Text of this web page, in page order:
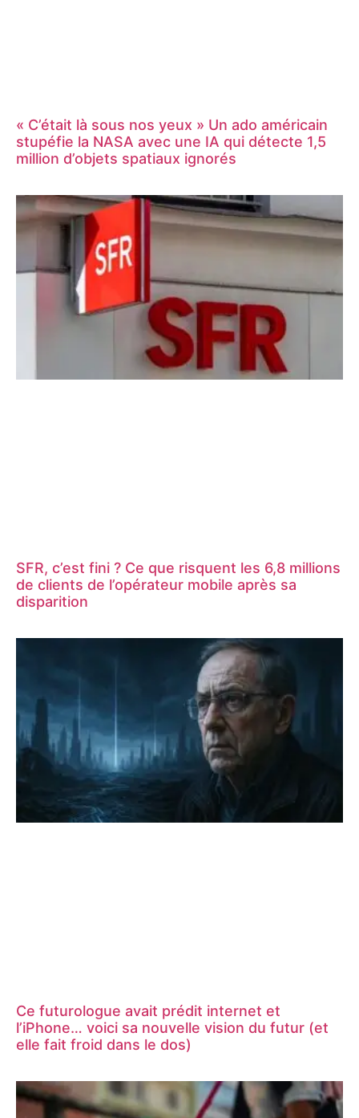
« C’était là sous nos yeux » Un ado américain
stupéfie la NASA avec une IA qui détecte 1,5
million d’objets spatiaux ignorés
SFR, c’est fini ? Ce que risquent les 6,8 millions
de clients de l’opérateur mobile après sa
disparition
Ce futurologue avait prédit internet et
l’iPhone… voici sa nouvelle vision du futur (et
elle fait froid dans le dos)